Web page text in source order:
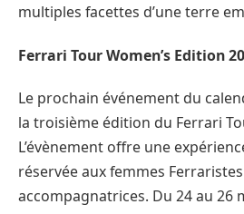
multiples facettes d’une terre
Ferrari Tour Women’s Edition
Le prochain événement du
la troisième édition du Ferrari
L’évènement offre une
réservée aux femmes
accompagnatrices. Du 24 au 26